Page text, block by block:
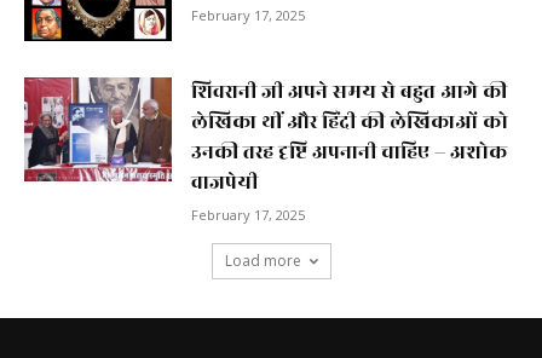
February 17, 2025
शिवरानी जी अपने समय से बहुत आगे की
लेखिका थीं और हिंदी की लेखिकाओं को
उनकी तरह दृष्टि अपनानी चाहिए – अशोक
वाजपेयी
February 17, 2025
Load more